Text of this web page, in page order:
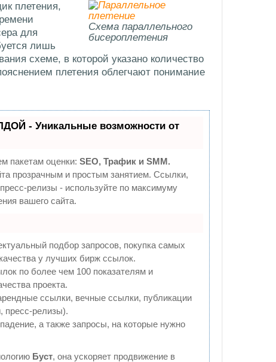
Схема параллельного
бисероплетения
плетения,
для
лишь
схеме, в которой указано количество
плетения облегчают понимание
- Уникальные возможности от
пакетам оценки: SEO, Трафик и SMM.
прозрачным и простым занятием. Ссылки,
релизы - используйте по максимуму
вашего сайта.
подбор запросов, покупка самых
у лучших бирж ссылок.
по более чем 100 показателям и
проекта.
ссылки, вечные ссылки, публикации
пресс-релизы).
а также запросы, на которые нужно
Буст, она ускоряет продвижение в